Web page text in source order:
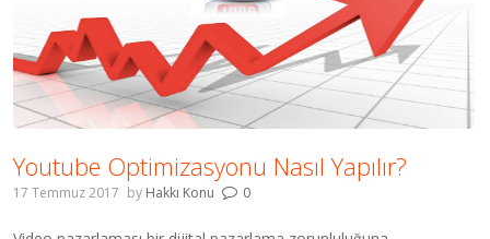
Youtube Optimizasyonu Nasıl Yapılır?
17 Temmuz 2017 by Hakkı Konu 0